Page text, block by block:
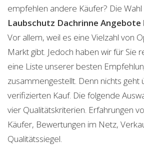
empfehlen andere Käufer? Die
Laubschutz Dachrinne Angebote
Vor allem, weil es eine Vielzahl von
Markt gibt. Jedoch haben wir für Sie
eine Liste unserer besten
zusammengestellt. Denn nichts geht
verifizierten Kauf. Die folgende
vier Qualitätskriterien. Erfahrungen
Käufer, Bewertungen im Netz,
Qualitätssiegel.